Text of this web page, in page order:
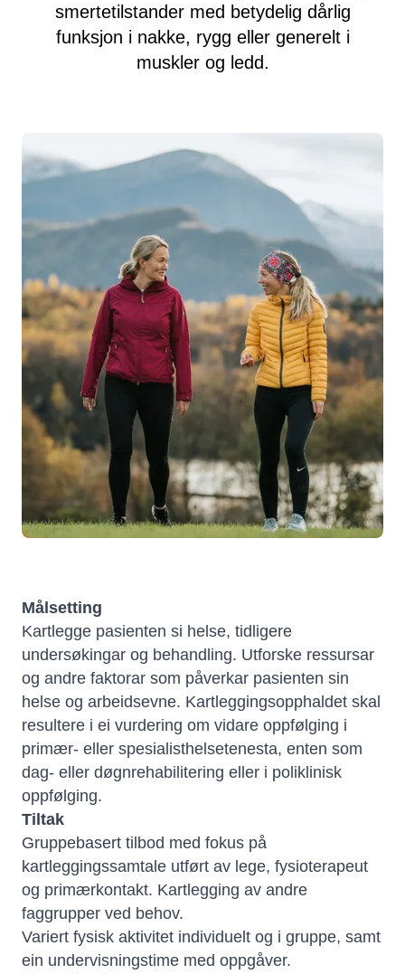
smertetilstander med betydelig dårlig
funksjon i nakke, rygg eller generelt i
muskler og ledd.
Målsetting
Kartlegge pasienten si helse, tidligere
undersøkingar og behandling. Utforske ressursar
og andre faktorar som påverkar pasienten sin
helse og arbeidsevne. Kartleggingsopphaldet skal
resultere i ei vurdering om vidare oppfølging i
primær- eller spesialisthelsetenesta, enten som
dag- eller døgnrehabilitering eller i poliklinisk
oppfølging.
Tiltak
Gruppebasert tilbod med fokus på
kartleggingssamtale utført av lege, fysioterapeut
og primærkontakt. Kartlegging av andre
faggrupper ved behov.
Variert fysisk aktivitet individuelt og i gruppe, samt
ein undervisningstime med oppgåver.